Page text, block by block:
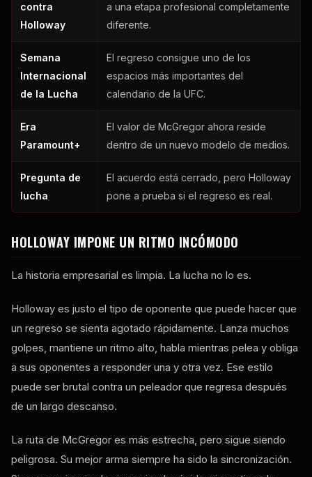
contra
Holloway
a una etapa profesional completamente
diferente.
Semana
Internacional
de la Lucha
El regreso consigue uno de los
espacios más importantes del
calendario de la UFC.
Era
Paramount+
El valor de McGregor ahora reside
dentro de un nuevo modelo de medios.
Pregunta de
lucha
El acuerdo está cerrado, pero Holloway
pone a prueba si el regreso es real.
HOLLOWAY IMPONE UN RITMO INCÓMODO
La historia empresarial es limpia. La lucha no lo es.
Holloway es justo el tipo de oponente que puede hacer que
un regreso se sienta agotado rápidamente. Lanza muchos
golpes, mantiene un ritmo alto, habla mientras pelea y obliga
a sus oponentes a responder una y otra vez. Ese estilo
puede ser brutal contra un peleador que regresa después
de un largo descanso.
La ruta de McGregor es más estrecha, pero sigue siendo
peligrosa. Su mejor arma siempre ha sido la sincronización.